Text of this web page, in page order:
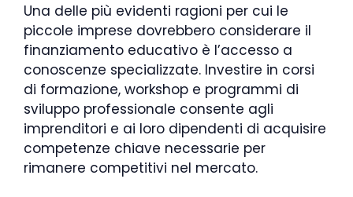
Una delle più evidenti ragioni per cui le
piccole imprese dovrebbero considerare il
finanziamento educativo è l’accesso a
conoscenze specializzate. Investire in corsi
di formazione, workshop e programmi di
sviluppo professionale consente agli
imprenditori e ai loro dipendenti di acquisire
competenze chiave necessarie per
rimanere competitivi nel mercato.